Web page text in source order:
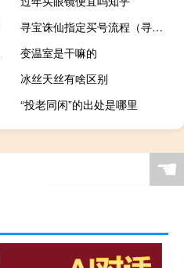
寻宝诛仙指定买号流程（寻宝诛仙3）
变温室是干嘛的
冰丝天丝有啥区别
“投老同闲”的出处是哪里
☚